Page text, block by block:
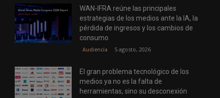
WAN-IFRA reúne las principales
estrategias de los medios ante la IA, la
pérdida de ingresos y los cambios de
consumo
Audiencia 5 agosto, 2026
El gran problema tecnológico de los
medios ya no es la falta de
herramientas, sino su desconexión